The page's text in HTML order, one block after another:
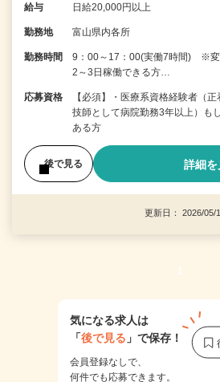
給与 日給20,000円以上
勤務地 富山県内各所
勤務時間
9：00～17：00(実働7時間) ※変
2～3日稼働できる方…
応募資格
【必須】・医療系資格経験者（
技師として病院勤務3年以上）も
ある方
後で見る 詳細を
更新日： 2026/
1
気になる求人は
「後で見る 」で保存！
会員登録なしで、
何件でも応募できます。